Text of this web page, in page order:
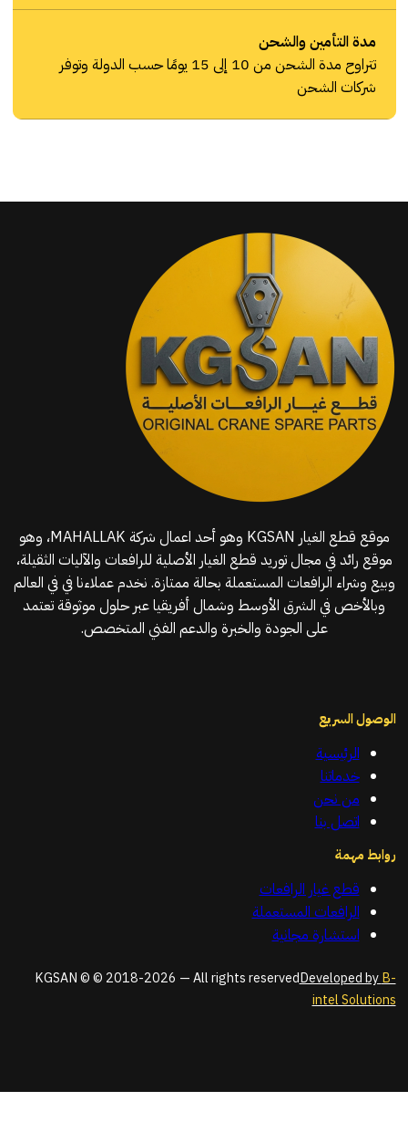
مدة التأمين والشحن
تتراوح مدة الشحن من 10 إلى 15 يومًا حسب الدولة وتوفر
شركات الشحن
موقع قطع الغيار KGSAN وهو أحد اعمال شركة MAHALLAK، وهو
موقع رائد في مجال توريد قطع الغيار الأصلية للرافعات والآليات الثقيلة،
وبيع وشراء الرافعات المستعملة بحالة ممتازة. نخدم عملاءنا في في العالم
وبالأخص في الشرق الأوسط وشمال أفريقيا عبر حلول موثوقة تعتمد
على الجودة والخبرة والدعم الفني المتخصص.
الوصول السريع
الرئيسية
خدماتنا
من نحن
اتصل بنا
روابط مهمة
قطع غيار الرافعات
الرافعات المستعملة
استشارة مجانية
KGSAN © © 2018-2026 — All rights reservedDeveloped byB-
intel Solutions